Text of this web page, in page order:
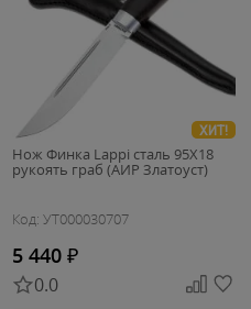
ХИТ!
Нож Финка Lappi сталь 95Х18
рукоять граб (АИР Златоуст)
Код: УТ000030707
5 440 ₽
0.0